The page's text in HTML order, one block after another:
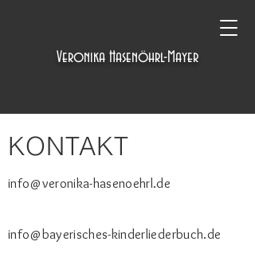
Veronika Hasenöhrl-Mayer
KONTAKT
info@veronika-hasenoehrl.de
info@bayerisches-kinderliederbuch.de